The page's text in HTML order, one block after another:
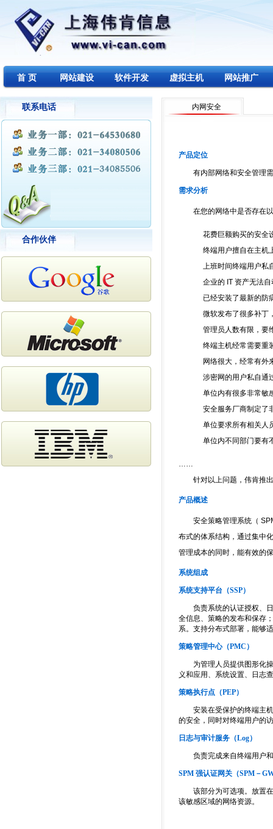
首 页 网站建设 软件开发 虚拟主机 网站推广
联系电话
合作伙伴
内网安全
产品定位
有内部网络和安全管理需
需求分析
在您的网络中是否存在以
花费巨额购买的安全
终端用户擅自在主机
上班时间终端用户私
企业的 IT 资产无法
已经安装了最新的防
微软发布了很多补丁
管理员人数有限，要
终端主机经常需要重
网络很大，经常有外
涉密网的用户私自通
单位内有很多非常敏
安全服务厂商制定了
单位要求所有相关人
单位内不同部门要有
……
针对以上问题，伟肯推出
产品概述
安全策略管理系统（ SPM
布式的体系结构，通过集中
管理成本的同时，能有效的
系统组成
系统支持平台（SSP）
负责系统的认证授权、日
全信息、策略的发布和保存
系。支持分布式部署，能够
策略管理中心（PMC）
为管理人员提供图形化操
义和应用、系统设置、日志
策略执行点（PEP）
安装在受保护的终端主机
的安全，同时对终端用户的
日志与审计服务（Log）
负责完成来自终端用户和
SPM 强认证网关（SPM－
该部分为可选项。放置在
该敏感区域的网络资源。